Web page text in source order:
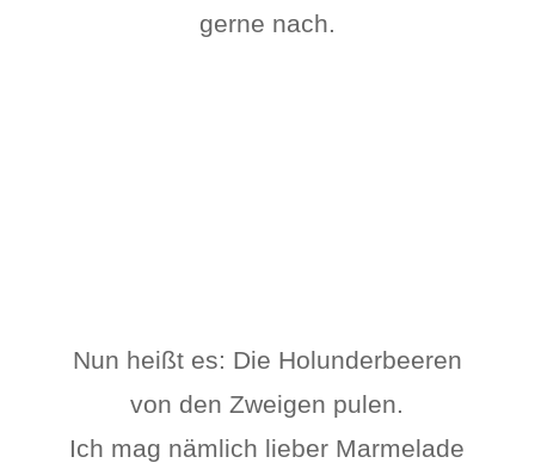
gerne nach.
Nun heißt es: Die Holunderbeeren
von den Zweigen pulen.
Ich mag nämlich lieber Marmelade